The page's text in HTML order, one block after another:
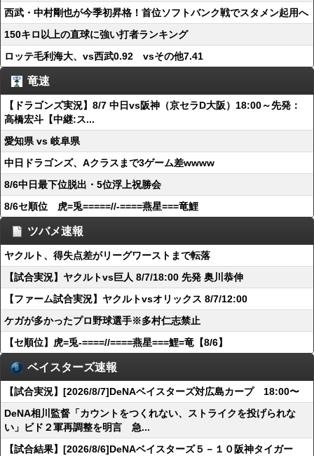
西武・中村剛也が今季初昇格！首位ソフトバンク戦でスタメン起用へ
150キロ以上の直球に強い打者ランキング
ロッテ毛利海大、vs西武0.92 vsその他7.41
竜速
【ドラゴンズ実況】8/7 中日vs阪神（京セラD大阪）18:00～先発：
高橋宏斗【中継:ス...
愛知県 vs 岐阜県
中日ドラゴンズ、Aクラスまで3ゲーム差wwww
8/6中日最下位脱出・5位浮上祝勝会
8/6セ順位 虎=兎=====//-====燕星===竜鯉
ツバメ速報
ヤクルト、得失点差がリーグワーストまで転落
【試合実況】ヤクルトvs巨人 8/7/18:00 先発 奥川恭伸
【ファーム試合実況】ヤクルトvsオリックス 8/7/12:00
ケガが多かったプロ野球選手※多村仁志禁止
【セ順位】虎=兎-====//====燕星===鯉=竜【8/6】
ベイスターズ速報
【試合実況】[2026/8/7]DeNAベイスターズ対広島カープ 18:00〜
DeNA相川監督「カウントをつくれない、ストライクを投げられな
い」ビド２軍再調整を明言 急...
【試合結果】[2026/8/6]DeNAベイスターズ５－１０阪神タイガー